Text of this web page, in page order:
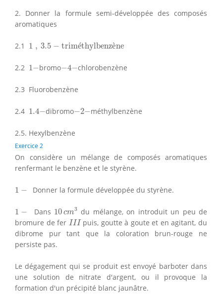
2. Donner la formule semi-développée des composés
aromatiques
2.1 1 , 3.5 − triméthylbenzène
1 3.5− triméthylbenzène
2.2 1−
1 bromo−4−
4 chlorobenzène
2.3 Fluorobenzène
2.4 1.4−
1.4 dibromo−2−
2− méthylbenzène
2.5. Hexylbenzène
Exercice 2
On considère un mélange de composés aromatiques
renfermant le benzène et le styrène.
1 −
1 Donner la formule développée du styrène.
1 −
1 Dans 10cm3
10 m3 du mélange, on introduit un peu de
bromure de fer III
III puis, goutte à goute et en agitant, du
dibrome pur tant que la coloration brun-rouge ne
persiste pas.
Le dégagement qui se produit est envoyé barboter dans
une solution de nitrate d'argent, ou il provoque la
formation d'un précipité blanc jaunâtre.